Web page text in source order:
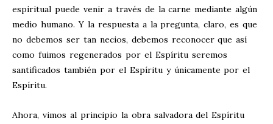
espiritual puede venir a través de la carne mediante algún
medio humano. Y la respuesta a la pregunta, claro, es que
no debemos ser tan necios, debemos reconocer que así
como fuimos regenerados por el Espíritu seremos
santificados también por el Espíritu y únicamente por el
Espíritu.
Ahora, vimos al principio la obra salvadora del Espíritu